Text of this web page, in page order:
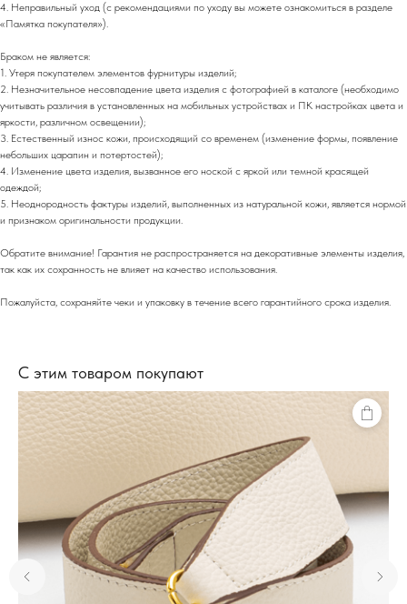
4. Неправильный уход (с рекомендациями по уходу вы можете ознакомиться в разделе
«Памятка покупателя»).
Браком не является:
1. Утеря покупателем элементов фурнитуры изделий;
2. Незначительное несовпадение цвета изделия с фотографией в каталоге (необходимо
учитывать различия в установленных на мобильных устройствах и ПК настройках цвета и
яркости, различном освещении);
3. Естественный износ кожи, происходящий со временем (изменение формы, появление
небольших царапин и потертостей);
4. Изменение цвета изделия, вызванное его ноской с яркой или темной красящей
одеждой;
5. Неоднородность фактуры изделий, выполненных из натуральной кожи, является нормой
и признаком оригинальности продукции.
Обратите внимание! Гарантия не распространяется на декоративные элементы изделия,
так как их сохранность не влияет на качество использования.
Пожалуйста, сохраняйте чеки и упаковку в течение всего гарантийного срока изделия.
С этим товаром покупают